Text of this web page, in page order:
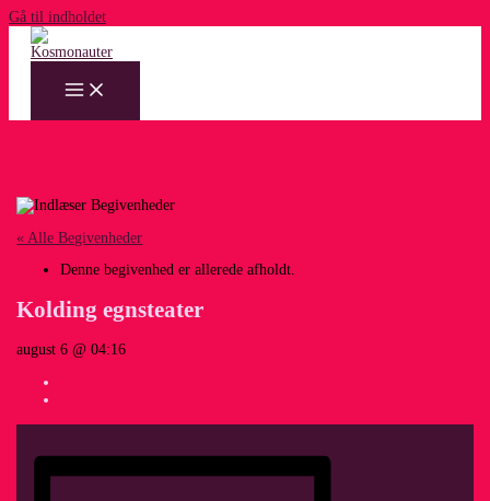
Gå til indholdet
« Alle Begivenheder
Denne begivenhed er allerede afholdt.
Kolding egnsteater
august 6 @ 04:16